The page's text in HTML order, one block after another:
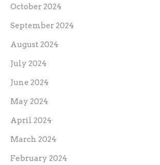
October 2024
September 2024
August 2024
July 2024
June 2024
May 2024
April 2024
March 2024
February 2024